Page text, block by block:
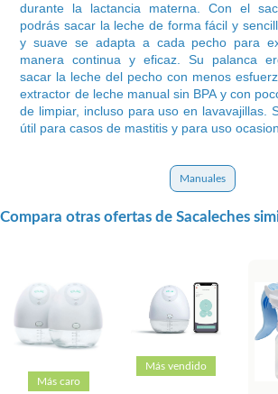
durante la lactancia materna. Con el
podrás sacar la leche de forma fácil y
y suave se adapta a cada pecho para
manera continua y eficaz. Su palanca
sacar la leche del pecho con menos
extractor de leche manual sin BPA y con
de limpiar, incluso para uso en lavavajillas.
útil para casos de mastitis y para uso
Manuales
Compara otras ofertas de Sacaleches
Más caro
Más vendido